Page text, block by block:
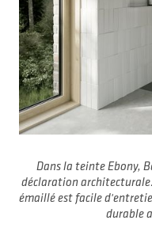
Dans la teinte Ebony,
déclaration
émaillé est facile
durable